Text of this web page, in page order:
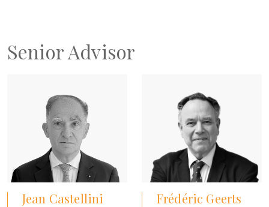
Senior Advisor
Jean Castellini Frédéric Geerts